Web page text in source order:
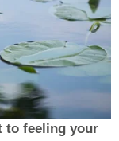
to feeling your